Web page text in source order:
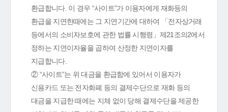
환급합니다. 이 경우 “사이트”가 이용자에게 재화등의
환급을 지연한때에는 그 지연기간에 대하여 「전자상거래
등에서의 소비자보호에 관한 법률 시행령」제21조의2에서
정하는 지연이자율을 곱하여 산정한 지연이자를
지급합니다.
② “사이트”는 위 대금을 환급함에 있어서 이용자가
신용카드 또는 전자화폐 등의 결제수단으로 재화 등의
대금을 지급한 때에는 지체 없이 당해 결제수단을 제공한